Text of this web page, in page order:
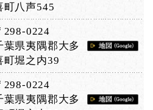
町八声545
298-0224
葉県夷隅郡大多
町堀之内39
298-0224
葉県夷隅郡大多